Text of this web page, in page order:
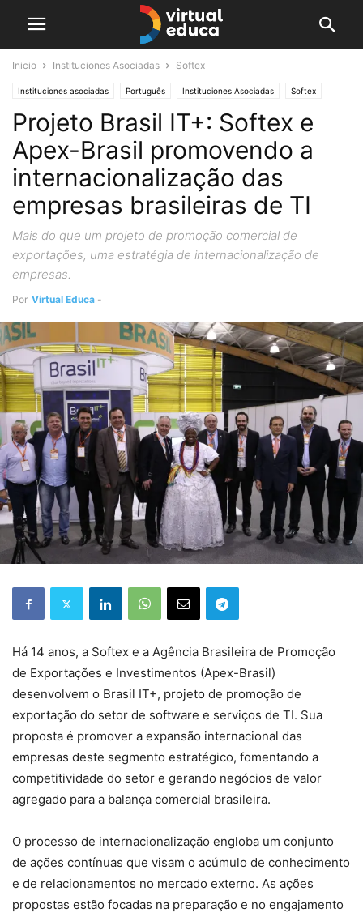
Inicio Instituciones Asociadas Softex
Instituciones asociadas Português Instituciones Asociadas Softex
Projeto Brasil IT+: Softex e
Apex-Brasil promovendo a
internacionalização das
empresas brasileiras de TI
Mais do que um projeto de promoção comercial de
exportações, uma estratégia de internacionalização de
empresas.
Por Virtual Educa -
Há 14 anos, a Softex e a Agência Brasileira de Promoção
de Exportações e Investimentos (Apex-Brasil)
desenvolvem o Brasil IT+, projeto de promoção de
exportação do setor de software e serviços de TI. Sua
proposta é promover a expansão internacional das
empresas deste segmento estratégico, fomentando a
competitividade do setor e gerando negócios de valor
agregado para a balança comercial brasileira.
O processo de internacionalização engloba um conjunto
de ações contínuas que visam o acúmulo de conhecimento
e de relacionamentos no mercado externo. As ações
propostas estão focadas na preparação e no engajamento